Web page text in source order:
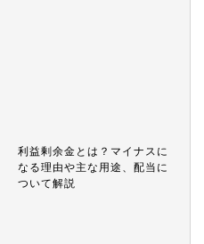
利益剰余金とは？マイナスに
なる理由や主な用途、配当に
ついて解説